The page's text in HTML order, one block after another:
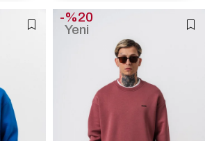
%20
Yeni